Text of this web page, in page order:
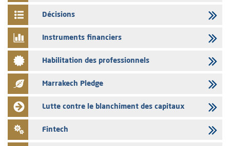
Saham Bank – Mise à jour annuelle du dossier d’information relatif au
03/08/2026
L’AMMC met sur son site internet les publications réalisées par les
émetteurs en date du 3 août 2026
03/08/2026
Liste des agréments et visas d'OPCVM accordés par l'AMMC pour le
mois de juillet 2026
03/08/2026
L' AMMC publie les indicateurs mensuels du marché des capitaux pour
Décisions
Instruments financiers
Habilitation des professionnels
Marrakech Pledge
Lutte contre le blanchiment des capitaux
Fintech